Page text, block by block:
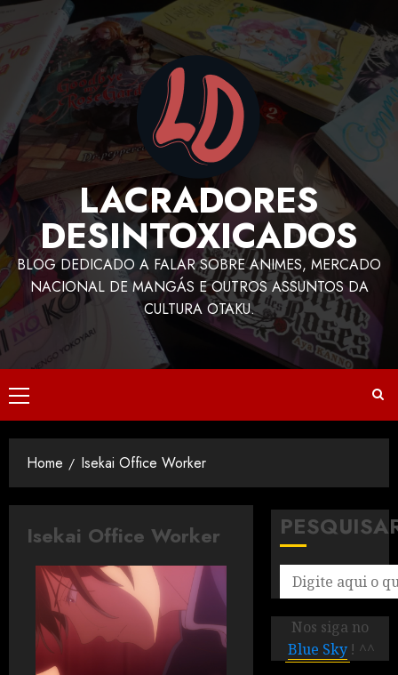
LACRADORES
DESINTOXICADOS
BLOG DEDICADO A FALAR SOBRE ANIMES, MERCADO
NACIONAL DE MANGÁS E OUTROS ASSUNTOS DA
CULTURA OTAKU.
Home Isekai Office Worker
Isekai Office Worker
Nos siga no
Blue Sky ! ^^